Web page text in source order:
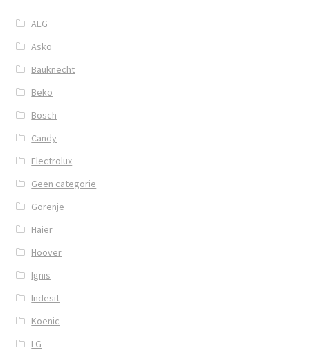
AEG
Asko
Bauknecht
Beko
Bosch
Candy
Electrolux
Geen categorie
Gorenje
Haier
Hoover
Ignis
Indesit
Koenic
LG